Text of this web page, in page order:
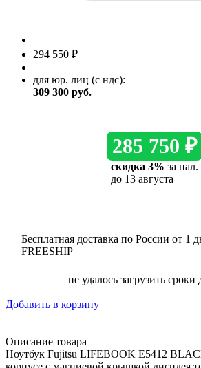
294 550 ₽
для юр. лиц (с ндс):
309 300 руб.
285 750 ₽
скидка 3% за нал.
до 13 августа
Бесплатная доставка по России от 1
FREESHIP
не удалось загрузить сроки
Добавить в корзину
Описание товара
Ноутбук Fujitsu LIFEBOOK E5412